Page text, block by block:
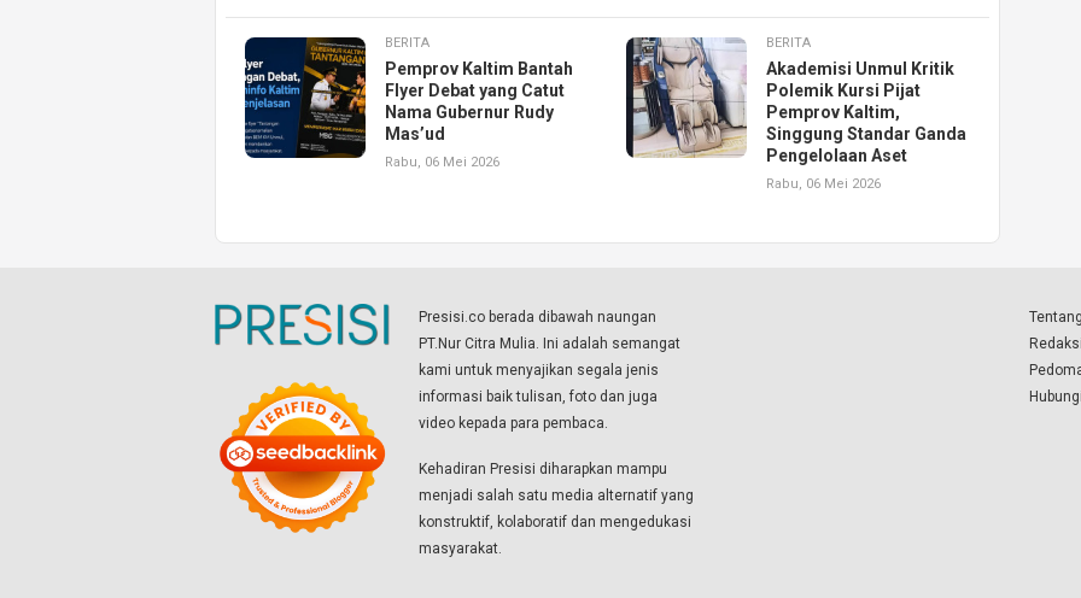
BERITA
Pemprov Kaltim Bantah
Flyer Debat yang Catut
Nama Gubernur Rudy
Mas’ud
Rabu, 06 Mei 2026
BERITA
Akademisi Unmul Kritik
Polemik Kursi Pijat
Pemprov Kaltim,
Singgung Standar Ganda
Pengelolaan Aset
Rabu, 06 Mei 2026
Presisi.co berada dibawah naungan
PT.Nur Citra Mulia. Ini adalah semangat
kami untuk menyajikan segala jenis
informasi baik tulisan, foto dan juga
video kepada para pembaca.
Kehadiran Presisi diharapkan mampu
menjadi salah satu media alternatif yang
konstruktif, kolaboratif dan mengedukasi
masyarakat.
Redaksi